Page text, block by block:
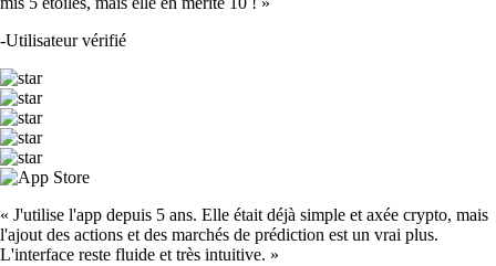
-Utilisateur vérifié
« J'utilise l'app depuis 5 ans. Elle était déjà simple et axée crypto, mais
l'ajout des actions et des marchés de prédiction est un vrai plus.
L'interface reste fluide et très intuitive. »